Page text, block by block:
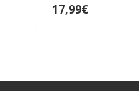
17,99€